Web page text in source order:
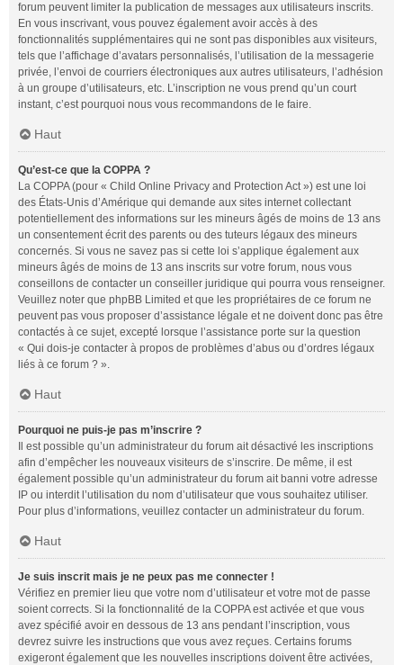
forum peuvent limiter la publication de messages aux utilisateurs inscrits.
En vous inscrivant, vous pouvez également avoir accès à des
fonctionnalités supplémentaires qui ne sont pas disponibles aux visiteurs,
tels que l’affichage d’avatars personnalisés, l’utilisation de la messagerie
privée, l’envoi de courriers électroniques aux autres utilisateurs, l’adhésion
à un groupe d’utilisateurs, etc. L’inscription ne vous prend qu’un court
instant, c’est pourquoi nous vous recommandons de le faire.
Haut
Qu’est-ce que la COPPA ?
La COPPA (pour « Child Online Privacy and Protection Act ») est une loi
des États-Unis d’Amérique qui demande aux sites internet collectant
potentiellement des informations sur les mineurs âgés de moins de 13 ans
un consentement écrit des parents ou des tuteurs légaux des mineurs
concernés. Si vous ne savez pas si cette loi s’applique également aux
mineurs âgés de moins de 13 ans inscrits sur votre forum, nous vous
conseillons de contacter un conseiller juridique qui pourra vous renseigner.
Veuillez noter que phpBB Limited et que les propriétaires de ce forum ne
peuvent pas vous proposer d’assistance légale et ne doivent donc pas être
contactés à ce sujet, excepté lorsque l’assistance porte sur la question
« Qui dois-je contacter à propos de problèmes d’abus ou d’ordres légaux
liés à ce forum ? ».
Haut
Pourquoi ne puis-je pas m’inscrire ?
Il est possible qu’un administrateur du forum ait désactivé les inscriptions
afin d’empêcher les nouveaux visiteurs de s’inscrire. De même, il est
également possible qu’un administrateur du forum ait banni votre adresse
IP ou interdit l’utilisation du nom d’utilisateur que vous souhaitez utiliser.
Pour plus d’informations, veuillez contacter un administrateur du forum.
Haut
Je suis inscrit mais je ne peux pas me connecter !
Vérifiez en premier lieu que votre nom d’utilisateur et votre mot de passe
soient corrects. Si la fonctionnalité de la COPPA est activée et que vous
avez spécifié avoir en dessous de 13 ans pendant l’inscription, vous
devrez suivre les instructions que vous avez reçues. Certains forums
exigeront également que les nouvelles inscriptions doivent être activées,